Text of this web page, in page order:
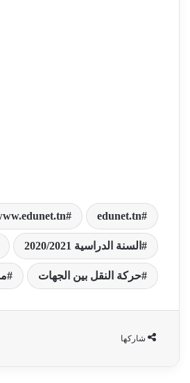
edunet.tn
السنة الدراسية 2020/2021
حركة النقل بين الجهات
شاركها